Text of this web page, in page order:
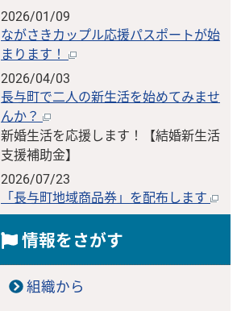
2026/01/09
ながさきカップル応援パスポートが始
まります！
2026/04/03
長与町で二人の新生活を始めてみませ
んか？
新婚生活を応援します！【結婚新生活
支援補助金】
2026/07/23
「長与町地域商品券」を配布します
情報をさがす
組織から